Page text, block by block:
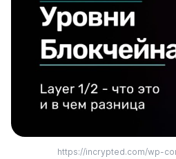
https://incrypted.com/wp-